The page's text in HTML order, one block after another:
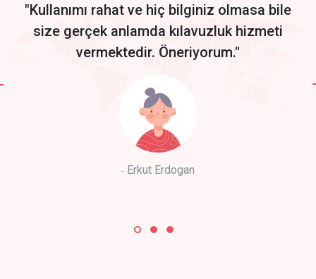
"Kullanımı rahat ve hiç bilginiz olmasa bile
size gerçek anlamda kılavuzluk hizmeti
vermektedir. Öneriyorum."
Erkut Erdogan